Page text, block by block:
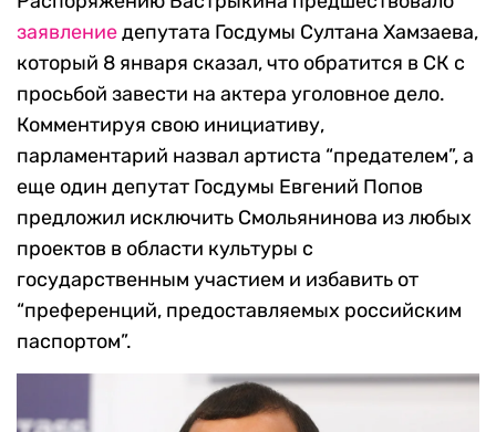
заявлениедепутата Госдумы Султана Хамзаева,
который 8 января сказал, что обратится в СК с
просьбой завести на актера уголовное дело.
Комментируя свою инициативу,
парламентарий назвал артиста “предателем”, а
еще один депутат Госдумы Евгений Попов
предложил исключить Смольянинова из любых
проектов в области культуры с
государственным участием и избавить от
“преференций, предоставляемых российским
паспортом”.